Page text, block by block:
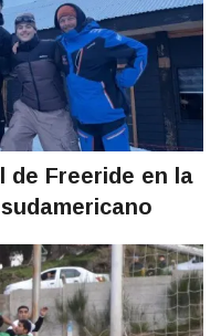
de Freeride en la